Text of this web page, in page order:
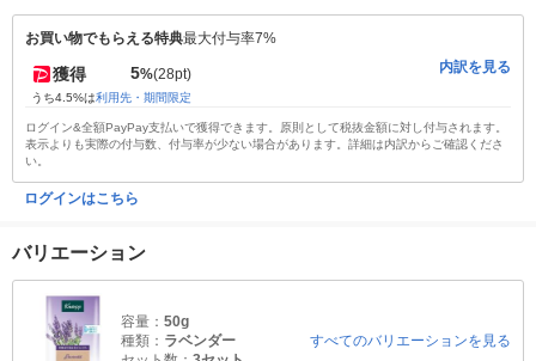
お買い物でもらえる特典最大付与率7%
獲得 5%(28pt)
うち4.5%は利用先・期間限定
内訳を見る
ログイン&全額PayPay支払いで獲得できます。原則として税抜金額に対し付与されます。
表示よりも実際の付与数、付与率が少ない場合があります。詳細は内訳からご確認くださ
い。
ログインはこちら
バリエーション
容量： 50g
種類： ラベンダー
すべてのバリエーションを見る